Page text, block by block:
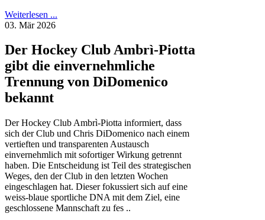
Weiterlesen ...
03. Mär 2026
Der Hockey Club Ambrì-Piotta
gibt die einvernehmliche
Trennung von DiDomenico
bekannt
Der Hockey Club Ambrì-Piotta informiert, dass
sich der Club und Chris DiDomenico nach einem
vertieften und transparenten Austausch
einvernehmlich mit sofortiger Wirkung getrennt
haben. Die Entscheidung ist Teil des strategischen
Weges, den der Club in den letzten Wochen
eingeschlagen hat. Dieser fokussiert sich auf eine
weiss-blaue sportliche DNA mit dem Ziel, eine
geschlossene Mannschaft zu fes ..